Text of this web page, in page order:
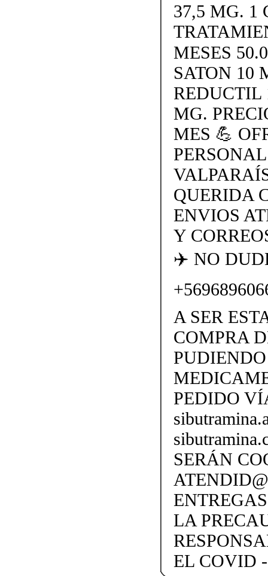
37,5 MG. 1
MESES
SATON 10
REDUCTIL
MG.
MES 💪
QUERIDA
ENVIOS
Y
✈️ NO
A SER
COMPRA
PEDIDO
SERÁN
LA
EL COVID